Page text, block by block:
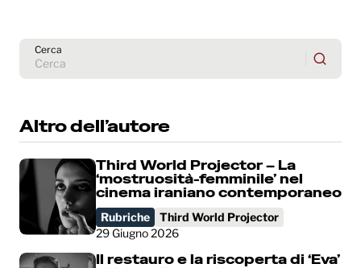
Cerca
Altro dell’autore
Third World Projector – La
‘mostruosità-femminile’ nel
cinema iraniano contemporaneo
Rubriche
Third World Projector
29 Giugno 2026
Il restauro e la riscoperta di ‘Eva’